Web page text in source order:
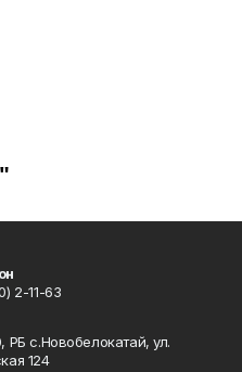
2-11-63
РБ с.Новобелокатай, ул.
124